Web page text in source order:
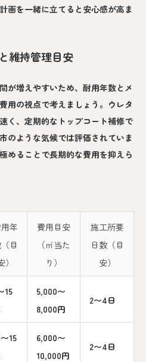
画を一緒に立てると安心感が高ま
維持管理目安
が増えやすいため、耐用年数とメ
用の視点で考えましょう。ウレタ
く、定期的なトップコート補修で
のような気候では評価されていま
めることで長期的な費用を抑えら
年
目
）
費用目安
（㎡当た
り）
施工所要
日数（目
安）
15
5,000〜
8,000円
2〜4日
15
6,000〜
10,000円
2〜4日